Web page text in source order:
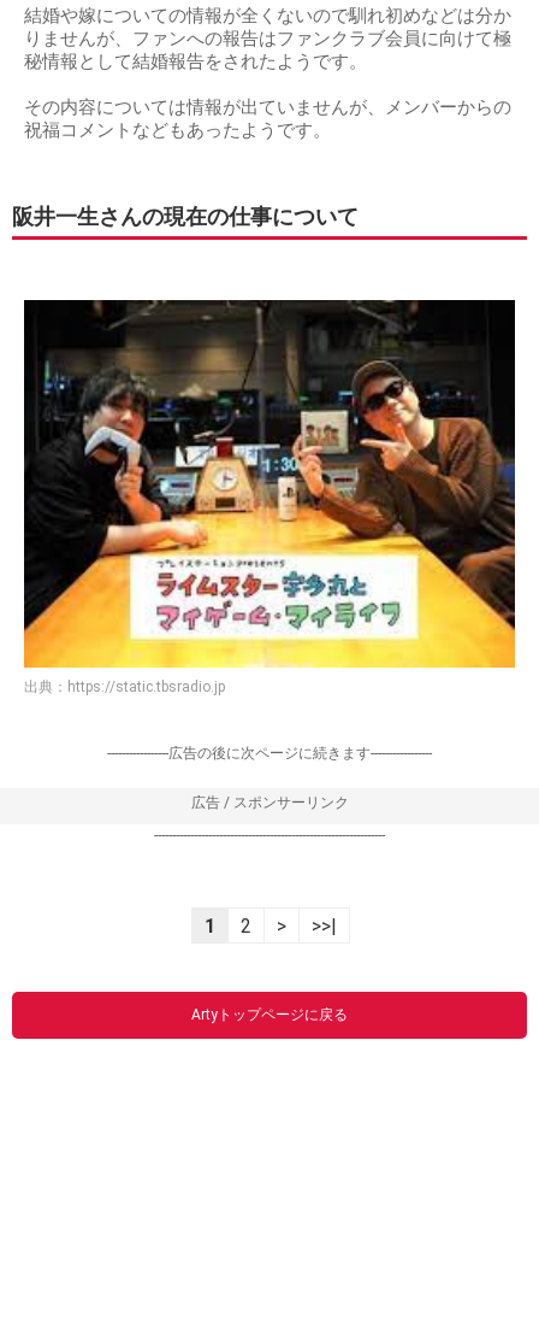
結婚や嫁についての情報が全くないので馴れ初めなどは分か
りませんが、ファンへの報告はファンクラブ会員に向けて極
秘情報として結婚報告をされたようです。
その内容については情報が出ていませんが、メンバーからの
祝福コメントなどもあったようです。
阪井一生さんの現在の仕事について
出典： https://static.tbsradio.jp
-----------------広告の後に次ページに続きます-----------------
広告 / スポンサーリンク
----------------------------------------------------------------
1 2 > >>|
Artyトップページに戻る